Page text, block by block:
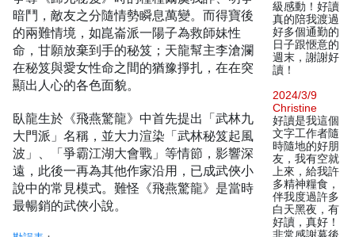
暗鬥，敵友之分隨情勢瞬息萬變。而得寶後
的兩難情境，如崑崙派一陽子為救師妹性
命，甘願放棄到手的秘笈；天龍幫主李滄瀾
在秘笈與愛女性命之間的猶豫掙扎，在在突
顯出人心的各色面貌。
臥龍生於《飛燕驚龍》中首先提出「武林九
大門派」名稱，並大力渲染「武林秘笈起風
波」、「爭霸江湖大會戰」等情節，影響深
遠，此後一再為其他作家沿用，已成武俠小
說中的常見模式。難怪《飛燕驚龍》是當時
最暢銷的武俠小說。
級感動！好讀
真的陪我渡過
好多個通勤的
日子跟愜意的
週末，謝謝好
讀！
2024/3/9
Christine
好讀是我這個
文字工作者隨
時隨地的好朋
友，我有空就
上來，給我許
多精神糧食，
伴我度過許多
白天黑夜，有
好讀，真好！